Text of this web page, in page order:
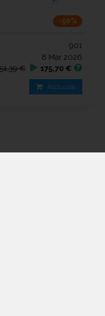
-50%
901
8 Mar 2026
€ 175,70 €
Acquista